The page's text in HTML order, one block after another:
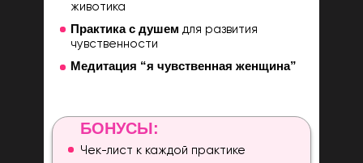
БОНУСЫ:
Чек-лист к каждой практике
животика
Практика с душем для развития
чувственности
Медитация “я чувственная женщина”